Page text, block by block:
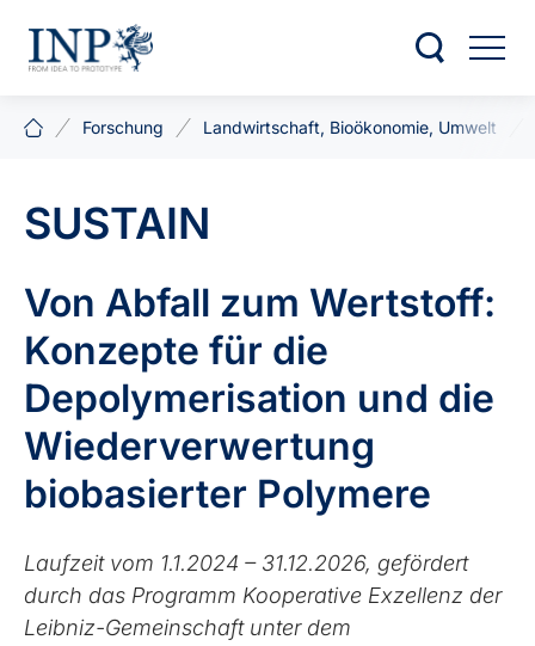
Forschung Landwirtschaft, Bioökonomie, Umwelt
SUSTAIN
Von Abfall zum Wertstoff:
Konzepte für die
Depolymerisation und die
Wiederverwertung
biobasierter Polymere
Laufzeit vom 1.1.2024 – 31.12.2026, gefördert
durch das Programm Kooperative Exzellenz der
Leibniz-Gemeinschaft unter dem